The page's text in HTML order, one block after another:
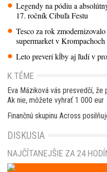
Legendy na pódiu a
17. ročník Cibuľa Festu
Tesco za rok
supermarket v Krompachoch
Leto preverí kĺby aj ľudí v
K TÉME
Eva Máziková vás presvedčí,
Ak nie, môžete vyhrať 1 000 eur
Finančnú skupinu Across
DISKUSIA
NAJČÍTANEJŠIE ZA 24